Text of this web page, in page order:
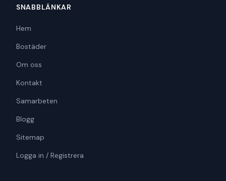
SNABBLÄNKAR
Hem
Bostäder
Om oss
Kontakt
Samarbeten
Blogg
Sitemap
Logga in / Registrera